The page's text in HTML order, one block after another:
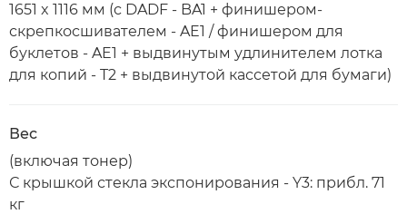
1651 x 1116 мм (с DADF - BA1 + финишером-
скрепкосшивателем - AE1 / финишером для
буклетов - AE1 + выдвинутым удлинителем лотка
для копий - T2 + выдвинутой кассетой для бумаги)
Вес
(включая тонер)
С крышкой стекла экспонирования - Y3: прибл. 71
кг